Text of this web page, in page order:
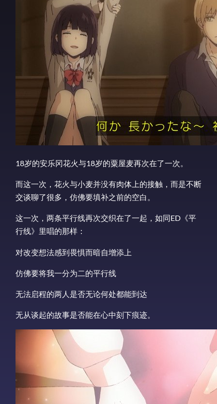
18岁的安乐冈花火与18岁的粟屋麦再次在了一次。
而这一次，花火与小麦并没有肉体上的接触，而是不断
交谈聊了很多，仿佛要填补之前的空白。
这一次，两条平行线再次交织在了一起，如同ED《平
行线》里唱的那样：
对改变想法感到畏惧而暗自增添上
仿佛要将我一分为二的平行线
无法启程的两人是否无论何处都能到达
无从谈起的故事是否能在心中刻下痕迹。